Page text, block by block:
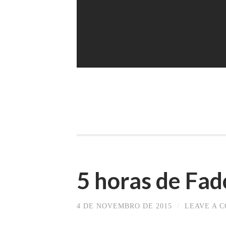
5 horas de
4 DE NOVEMBRO DE 2015 LEAVE A